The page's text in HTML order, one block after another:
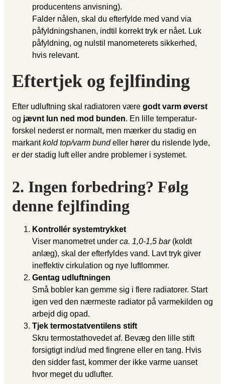
producentens anvisning).
Falder nålen, skal du efterfylde med vand via
påfyldningshanen, indtil korrekt tryk er nået. Luk
påfyldning, og nulstil manometerets sikkerhed,
hvis relevant.
Eftertjek og fejlfinding
Efter udluftning skal radiatoren være godt varm øverst
og jævnt lun ned mod bunden. En lille temperatur­
forskel nederst er normalt, men mærker du stadig en
markantkold top/varm bundeller hører du rislende lyde,
er der stadig luft eller andre problemer i systemet.
2. Ingen forbedring? Følg
denne fejlfinding
Kontrollér systemtrykket
Viser manometret under ca. 1,0-1,5 bar(koldt
anlæg), skal der efterfyldes vand. Lavt tryk giver
ineffektiv cirkulation og nye luftlommer.
Gentag udluftningen
Små bobler kan gemme sig i flere radiatorer. Start
igen ved den nærmeste radiator på varmekilden og
arbejd dig opad.
Tjek termostatventilens stift
Skru termostathovedet af. Bevæg den lille stift
forsigtigt ind/ud med fingrene eller en tang. Hvis
den sidder fast, kommer der ikke varme uanset
hvor meget du udlufter.